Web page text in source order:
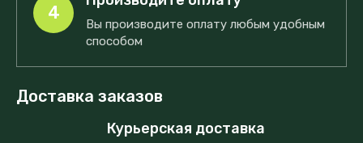
4
Вы производите оплату любым удобным
способом
Доставка заказов
Курьерская доставка